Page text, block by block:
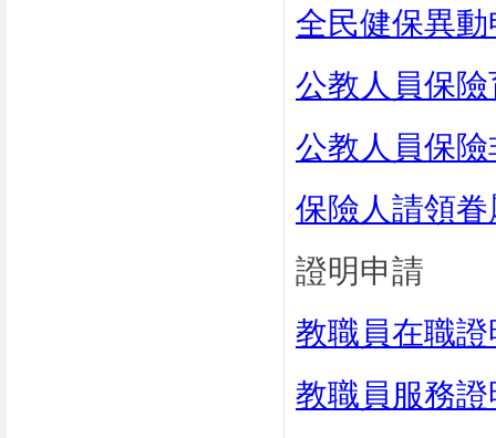
全民健保異
公教人員保
公教人員保
保險人請領
證明申請
教職員在職
教職員服務